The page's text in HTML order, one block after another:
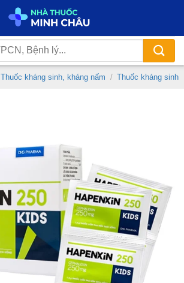
Thuốc kháng sinh, kháng nấm / Thuốc kháng sinh